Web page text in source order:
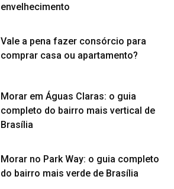
envelhecimento
Vale a pena fazer consórcio para
comprar casa ou apartamento?
Morar em Águas Claras: o guia
completo do bairro mais vertical de
Brasília
Morar no Park Way: o guia completo
do bairro mais verde de Brasília